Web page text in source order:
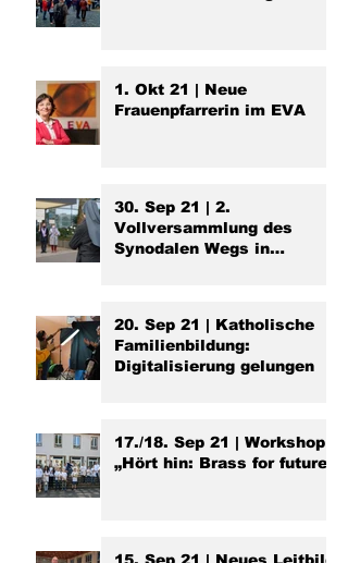
1. Okt 21 | Neue
Frauenpfarrerin im EVA
30. Sep 21 | 2.
Vollversammlung des
Synodalen Wegs in
20. Sep 21 | Katholische
Familienbildung:
Digitalisierung gelungen
17./18. Sep 21 | Workshop
„Hört hin: Brass for future“